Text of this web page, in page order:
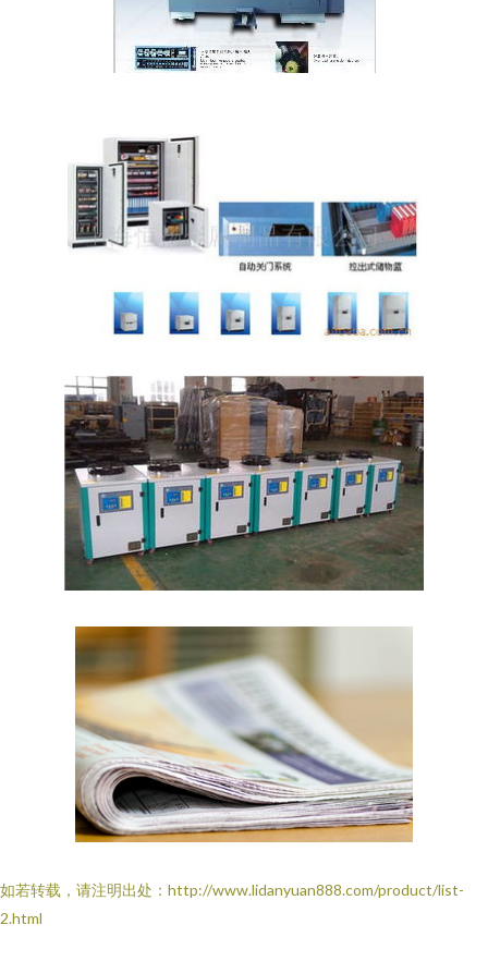
如若转载，请注明出处：http://www.lidanyuan888.com/product/list-
2.html